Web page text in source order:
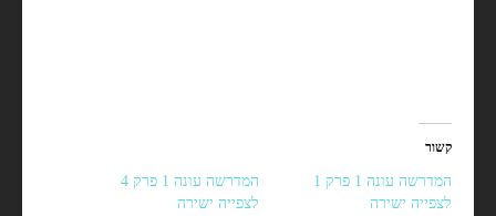
קשור
המדרשה עונה 1 פרק 1
לצפייה ישירה
המדרשה עונה 1 פרק 4
לצפייה ישירה